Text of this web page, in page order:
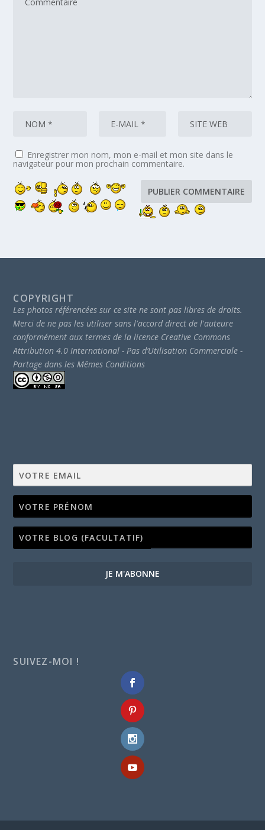
Enregistrer mon nom, mon e-mail et mon site dans le
navigateur pour mon prochain commentaire.
COPYRIGHT
Les photos référencées sur ce site ne sont pas libres de droits.
Merci de ne pas les utiliser sans l'accord direct de l'auteure
conformément aux termes de la licence Creative Commons
Attribution 4.0 International - Pas d’Utilisation Commerciale -
Partage dans les Mêmes Conditions
JE M'ABONNE
SUIVEZ-MOI !